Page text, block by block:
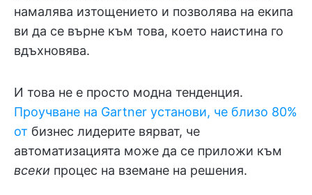
намалява изтощението и позволява на екипа
ви да се върне към това, което наистина го
вдъхновява.
И това не е просто модна тенденция.
Проучване на Gartner установи, че близо 80%
от бизнес лидерите вярват, че
автоматизацията може да се приложи към
всеки процес на вземане на решения.